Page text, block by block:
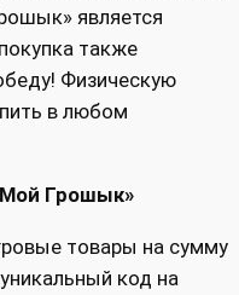
является
также
Физическую
в любом
Грошык»
товары на сумму
код на